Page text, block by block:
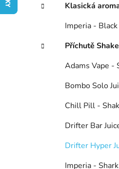
n
a
e
Klasická
Imperia -
Příchutě
Adams Vape -
Bombo Solo
Chill Pill -
Drifter Bar
Drifter Hyper
Imperia -